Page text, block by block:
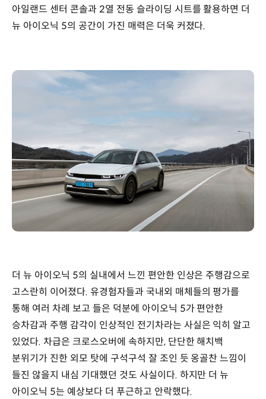
아일랜드 센터 콘솔과 2열 전동 슬라이딩 시트를 활용하면 더
뉴 아이오닉 5의 공간이 가진 매력은 더욱 커졌다.
더 뉴 아이오닉 5의 실내에서 느낀 편안한 인상은 주행감으로
고스란히 이어졌다. 유경험자들과 국내외 매체들의 평가를
통해 여러 차례 보고 들은 덕분에 아이오닉 5가 편안한
승차감과 주행 감각이 인상적인 전기차라는 사실은 익히 알고
있었다. 차급은 크로스오버에 속하지만, 단단한 해치백
분위기가 진한 외모 탓에 구석구석 잘 조인 듯 옹골찬 느낌이
들진 않을지 내심 기대했던 것도 사실이다. 하지만 더 뉴
아이오닉 5는 예상보다 더 푸근하고 안락했다.